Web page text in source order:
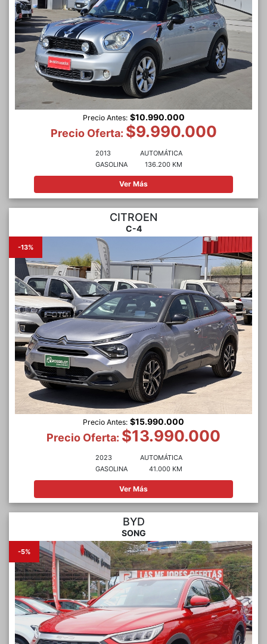
Precio Antes: $10.990.000
Precio Oferta: $9.990.000
2013
GASOLINA
AUTOMÁTICA
136.200 KM
Ver Más
CITROEN
C-4
-13%
Precio Antes: $15.990.000
Precio Oferta: $13.990.000
2023
GASOLINA
AUTOMÁTICA
41.000 KM
Ver Más
BYD
SONG
-5%